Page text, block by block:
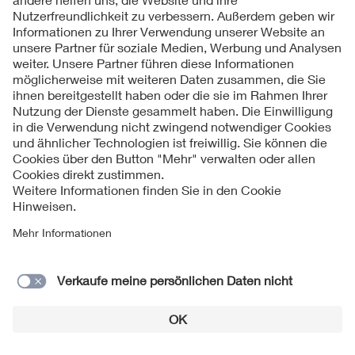
Vom Netz zum System
Digitalisierung und Metering
Versorgungsqualität Stromnetze
Innovative Netztechnologien
Umwelt- und Naturschutz
Datenschutzinformationen
Cookie Hinweise
Barrierefreiheit
Lieferantenportal
© 2026 VDE Verband der Elektrotechnik Elektronik
Informationstechnik e.V.